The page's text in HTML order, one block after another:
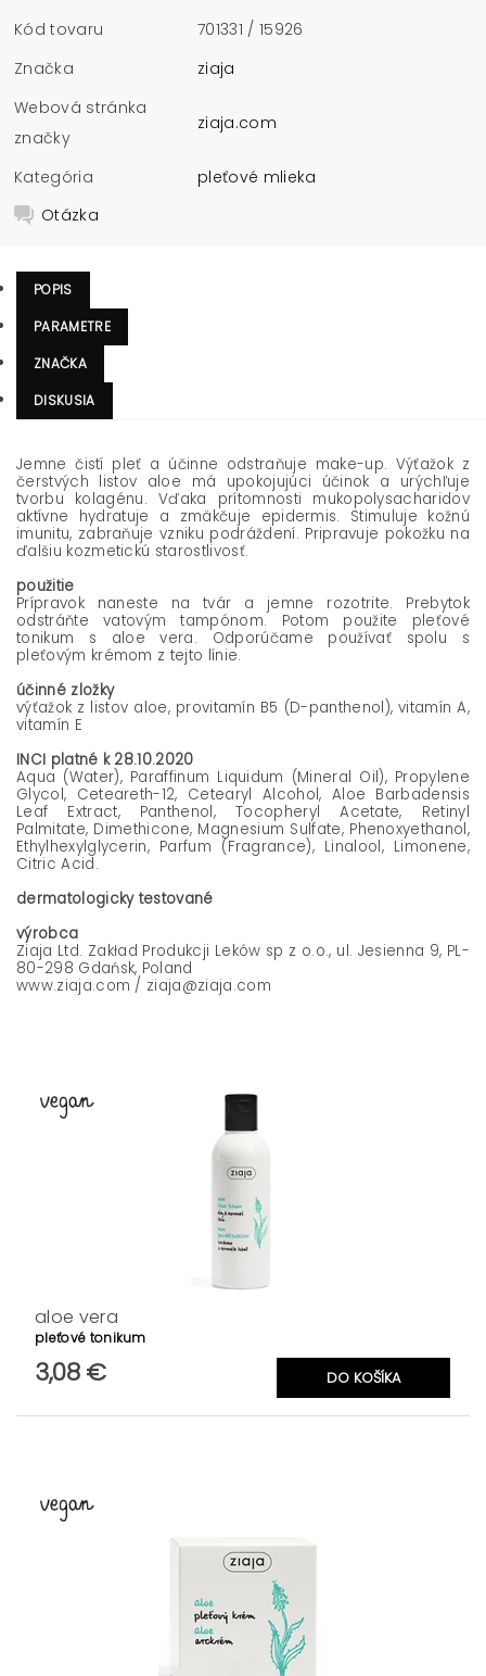
Kód tovaru
701331 / 15926
Značka
ziaja
Webová stránka
značky
ziaja.com
Kategória
pleťové mlieka
Otázka
POPIS
PARAMETRE
ZNAČKA
DISKUSIA
Jemne čistí pleť a účinne odstraňuje make-up. Výťažok z
čerstvých listov aloe má upokojujúci účinok a urýchľuje
tvorbu kolagénu. Vďaka prítomnosti mukopolysacharidov
aktívne hydratuje a zmäkčuje epidermis. Stimuluje kožnú
imunitu, zabraňuje vzniku podráždení. Pripravuje pokožku na
ďalšiu kozmetickú starostlivosť.
použitie
Prípravok naneste na tvár a jemne rozotrite. Prebytok
odstráňte vatovým tampónom. Potom použite pleťové
tonikum s aloe vera. Odporúčame používať spolu s
pleťovým krémom z tejto línie.
účinné zložky
výťažok z listov aloe, provitamín B5 (D-panthenol), vitamín A,
vitamín E
INCI platné k 28.10.2020
Aqua (Water), Paraffinum Liquidum (Mineral Oil), Propylene
Glycol, Ceteareth-12, Cetearyl Alcohol, Aloe Barbadensis
Leaf Extract, Panthenol, Tocopheryl Acetate, Retinyl
Palmitate, Dimethicone, Magnesium Sulfate, Phenoxyethanol,
Ethylhexylglycerin, Parfum (Fragrance), Linalool, Limonene,
Citric Acid.
dermatologicky testované
výrobca
Ziaja Ltd. Zakład Produkcji Leków sp z o.o., ul. Jesienna 9, PL-
80-298 Gdańsk, Poland
www.ziaja.com / ziaja@ziaja.com
aloe vera
pleťové tonikum
3,08 €